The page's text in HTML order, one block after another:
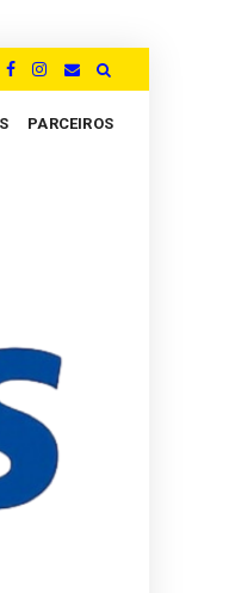
PARCEIROS
um grito por justiça e